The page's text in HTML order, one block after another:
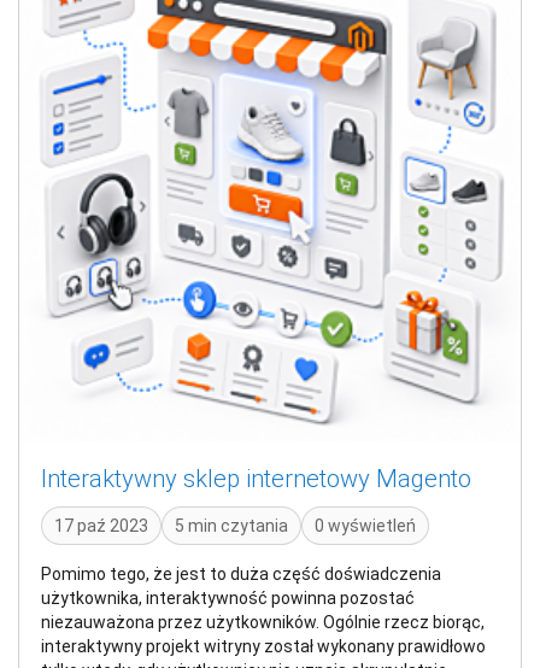
Interaktywny sklep internetowy Magento
17 paź 2023 5 min czytania 0 wyświetleń
Pomimo tego, że jest to duża część doświadczenia
użytkownika, interaktywność powinna pozostać
niezauważona przez użytkowników. Ogólnie rzecz biorąc,
interaktywny projekt witryny został wykonany prawidłowo